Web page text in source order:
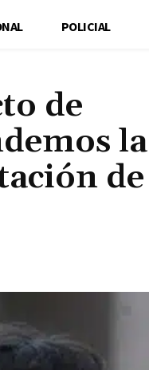
POLICIAL
de
la
de